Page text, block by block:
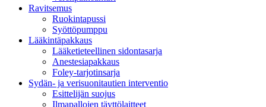
Ravitsemus
Ruokintapussi
Syöttöpumppu
Lääkintäpakkaus
Lääketieteellinen sidontasarja
Anestesiapakkaus
Foley-tarjotinsarja
Sydän- ja verisuonitautien interventio
Esittelijän suojus
Ilmapallojen täyttölaitteet